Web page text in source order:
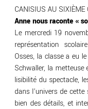
CANISIUS AU
Anne nous raconte «
Le mercredi 19
représentation
Osses, la classe a eu
Schwaller, la
lisibilité du spectacle,
dans l’univers de
bien des détails, et